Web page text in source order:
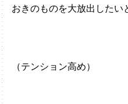
おきのものを大放出したい
（テンション高め）